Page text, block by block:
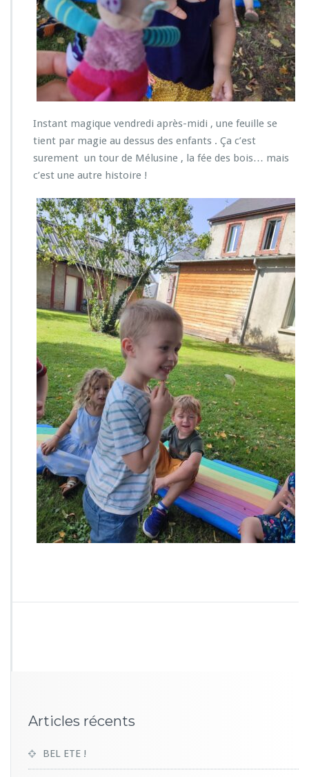
Instant magique vendredi après-midi , une feuille se
tient par magie au dessus des enfants . Ça c’est
surement un tour de Mélusine , la fée des bois… mais
c’est une autre histoire !
Articles récents
BEL ETE !